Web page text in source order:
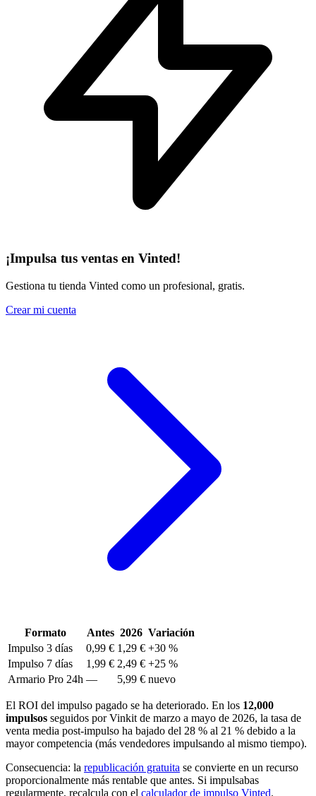
¡Impulsa tus ventas en Vinted!
Gestiona tu tienda Vinted como un profesional, gratis.
Crear mi cuenta
Formato Antes 2026 Variación
Impulso 3 días
0,99 € 1,29 € +30 %
Impulso 7 días
1,99 € 2,49 € +25 %
Armario Pro 24h — 5,99 € nuevo
El ROI del impulso pagado se ha deteriorado. En los 12,000
impulsos seguidos por Vinkit de marzo a mayo de 2026, la tasa de
venta media post-impulso ha bajado del 28 % al 21 % debido a la
mayor competencia (más vendedores impulsando al mismo tiempo).
Consecuencia: la republicación gratuita se convierte en un recurso
proporcionalmente más rentable que antes. Si impulsabas
regularmente, recalcula con el calculador de impulso Vinted.